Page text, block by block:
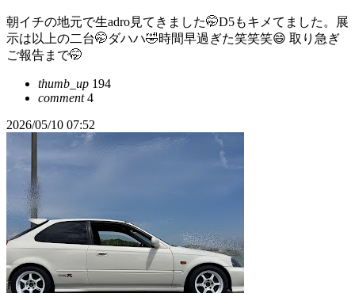
朝イチの地元で生adro見てきました🤭D5もキメてました。展
示は以上の二台🤭ダハハ🤣時間早過ぎた笑笑笑😄 取り急ぎ
ご報告まで🤭
thumb_up 194
comment4
2026/05/10 07:52